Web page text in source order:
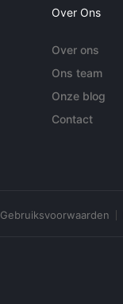
Over Ons
Over ons
Ons team
Onze blog
Contact
Gebruiksvoorwaarden